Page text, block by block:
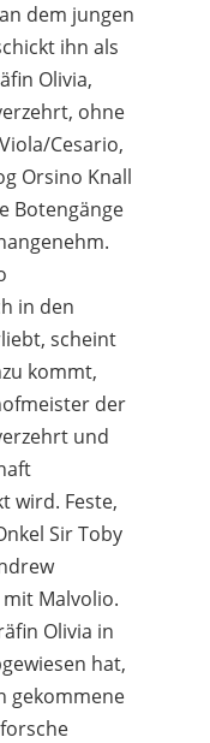
dem jungen
ihn als
Olivia,
ohne
Cesario,
Orsino Knall
Botengänge
in den
scheint
kommt,
der
und
wird. Feste,
Sir Toby
Malvolio.
Olivia in
hat,
gekommene